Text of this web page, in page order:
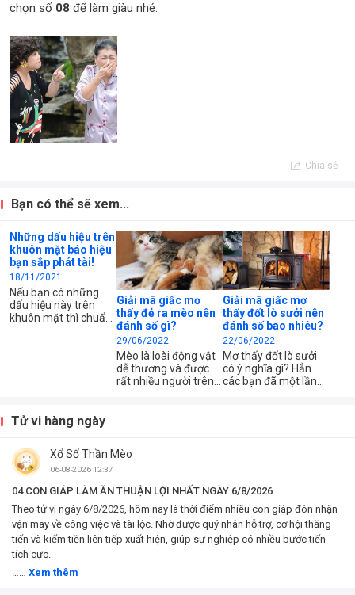
chọn số 08 để làm giàu nhé.
Chia sẻ
Bạn có thể sẽ xem...
Những dấu hiệu trên
khuôn mặt báo hiệu
bạn sắp phát tài!
18/11/2021
Nếu bạn có những
dấu hiệu này trên
khuôn mặt thì chuẩn
Giải mã giấc mơ
thấy đẻ ra mèo nên
đánh số gì?
29/06/2022
Mèo là loài động vật
dễ thương và được
rất nhiều người trên
giải mã giấc mơ kỳ lạ
Giải mã giấc mơ
thấy đốt lò sưởi nên
đánh số bao nhiêu?
22/06/2022
Mơ thấy đốt lò sưởi
có ý nghĩa gì? Hẳn
các bạn đã một lần
Tử vi hàng ngày
Xổ Số Thần Mèo
06-08-2026 12:37
04 CON GIÁP LÀM ĂN THUẬN LỢI NHẤT NGÀY 6/8/2026
Theo tử vi ngày 6/8/2026, hôm nay là thời điểm nhiều con giáp đón nhận
vận may về công việc và tài lộc. Nhờ được quý nhân hỗ trợ, cơ hội thăng
tiến và kiếm tiền liên tiếp xuất hiện, giúp sự nghiệp có nhiều bước tiến
tích cực.
…… Xem thêm